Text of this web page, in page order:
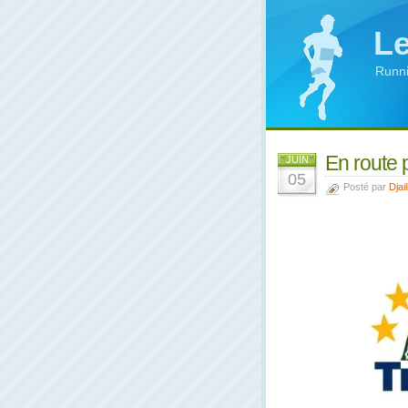
JUIN
05
En route
Posté par